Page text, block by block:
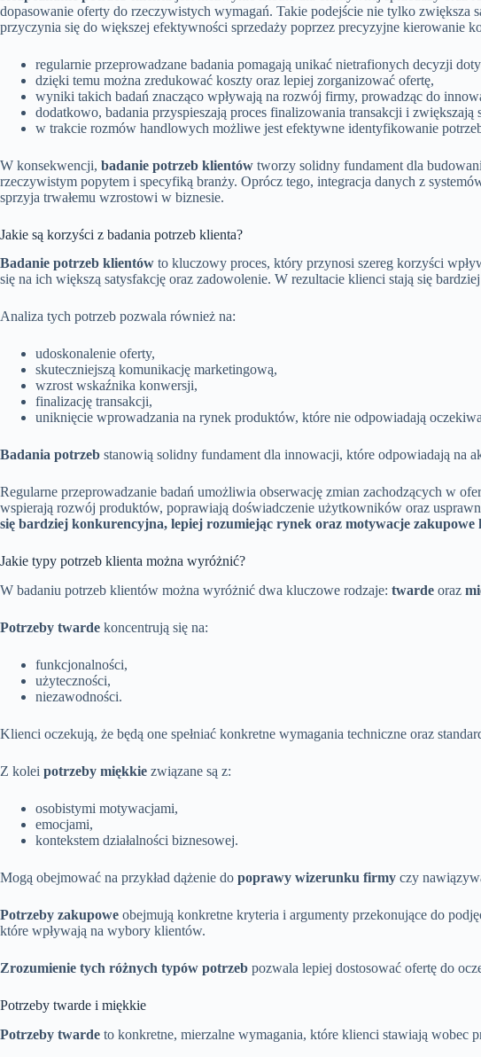
dopasowanie oferty do rzeczywistych wymagań. Takie podejście nie tylko zwiększa
przyczynia się do większej efektywności sprzedaży poprzez precyzyjne
regularnie przeprowadzane badania pomagają unikać nietrafionych decyzji
dzięki temu można zredukować koszty oraz lepiej zorganizować ofertę,
wyniki takich badań znacząco wpływają na rozwój firmy, prowadząc do
dodatkowo, badania przyspieszają proces finalizowania transakcji i zwiększają
w trakcie rozmów handlowych możliwe jest efektywne identyfikowanie
W konsekwencji, badanie potrzeb klientów tworzy solidny fundament dla
rzeczywistym popytem i specyfiką branży. Oprócz tego, integracja danych z
sprzyja trwałemu wzrostowi w biznesie.
Jakie są korzyści z badania potrzeb klienta?
Badanie potrzeb klientów to kluczowy proces, który przynosi szereg korzyści
się na ich większą satysfakcję oraz zadowolenie. W rezultacie klienci stają się
Analiza tych potrzeb pozwala również na:
udoskonalenie oferty,
skuteczniejszą komunikację marketingową,
wzrost wskaźnika konwersji,
finalizację transakcji,
uniknięcie wprowadzania na rynek produktów, które nie odpowiadają
Badania potrzeb stanowią solidny fundament dla innowacji, które odpowiadają na
Regularne przeprowadzanie badań umożliwia obserwację zmian zachodzących w
wspierają rozwój produktów, poprawiają doświadczenie użytkowników oraz
się bardziej konkurencyjna, lepiej rozumiejąc rynek oraz motywacje zakupowe
Jakie typy potrzeb klienta można wyróżnić?
W badaniu potrzeb klientów można wyróżnić dwa kluczowe rodzaje: twarde oraz
Potrzeby twarde koncentrują się na:
funkcjonalności,
użyteczności,
niezawodności.
Klienci oczekują, że będą one spełniać konkretne wymagania techniczne oraz
Z kolei potrzeby miękkie związane są z:
osobistymi motywacjami,
emocjami,
kontekstem działalności biznesowej.
Mogą obejmować na przykład dążenie do poprawy wizerunku firmy czy
Potrzeby zakupowe obejmują konkretne kryteria i argumenty przekonujące do
które wpływają na wybory klientów.
Zrozumienie tych różnych typów potrzeb pozwala lepiej dostosować ofertę do
Potrzeby twarde i miękkie
Potrzeby twarde to konkretne, mierzalne wymagania, które klienci stawiają wobec